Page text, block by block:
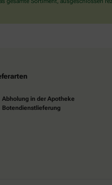
Abholung in der Apotheke
Botendienstlieferung